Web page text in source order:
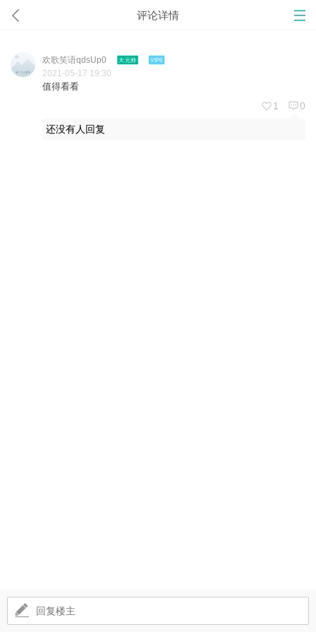
评论详情
欢歌笑语qdsUp0 大元帅 VIP6
2021-05-17 19:30
值得看看
1 0
还没有人回复